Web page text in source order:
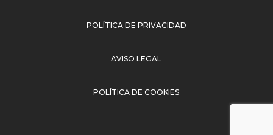
POLÍTICA DE PRIVACIDAD
AVISO LEGAL
POLÍTICA DE COOKIES